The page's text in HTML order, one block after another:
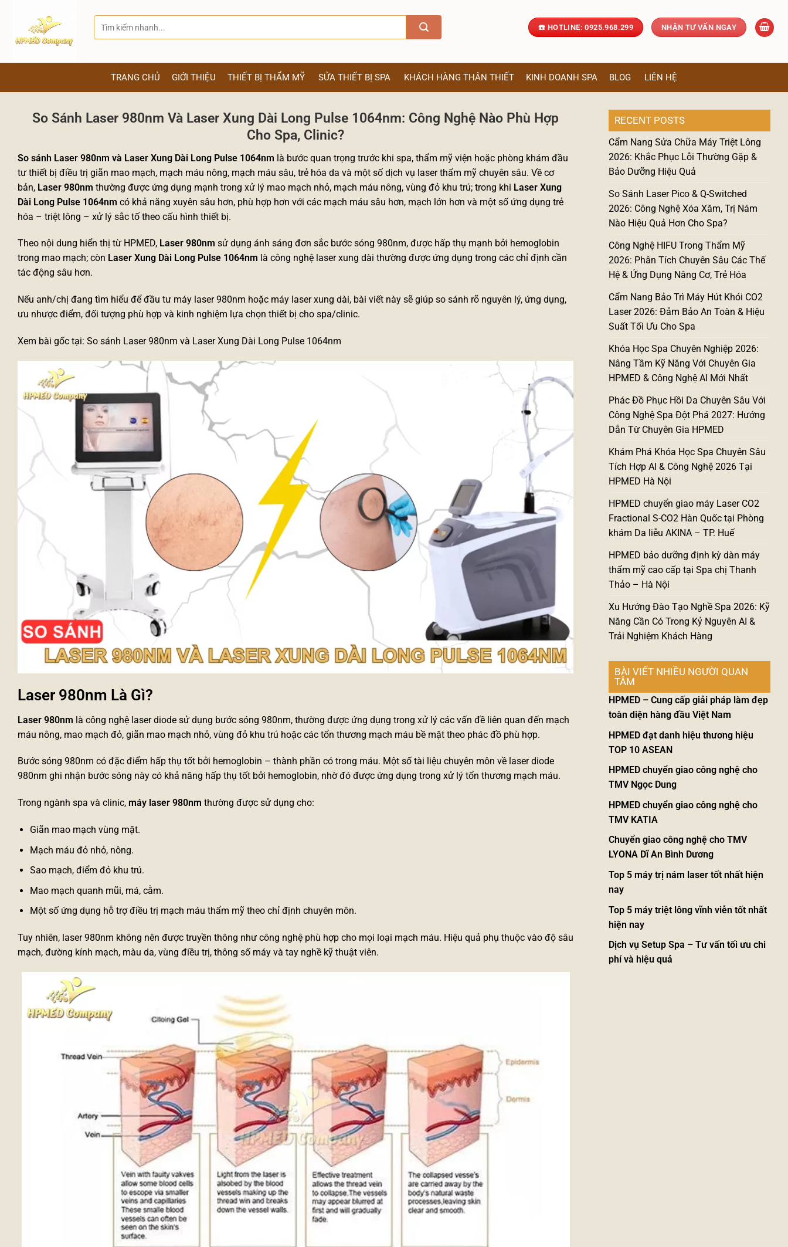
kiếm:
☎️ HOTLINE: 0925.968.299 NHẬN TƯ VẤN NGAY
TRANG CHỦ GIỚI THIỆU THIẾT BỊ THẨM MỸ SỬA THIẾT BỊ SPA KHÁCH HÀNG THÂN THIẾT KINH DOANH SPA BLOG LIÊN HỆ
So Sánh Laser 980nm Và Laser Xung Dài Long Pulse 1064nm: Công Nghệ Nào Phù Hợp
Cho Spa, Clinic?
So sánh Laser 980nm và Laser Xung Dài Long Pulse 1064nm là bước quan trọng trước khi spa, thẩm mỹ viện hoặc phòng khám đầu
tư thiết bị điều trị giãn mao mạch, mạch máu nông, mạch máu sâu, trẻ hóa da và một số dịch vụ laser thẩm mỹ chuyên sâu. Về cơ
bản, Laser 980nm thường được ứng dụng mạnh trong xử lý mao mạch nhỏ, mạch máu nông, vùng đỏ khu trú; trong khi Laser Xung
Dài Long Pulse 1064nm có khả năng xuyên sâu hơn, phù hợp hơn với các mạch máu sâu hơn, mạch lớn hơn và một số ứng dụng trẻ
hóa – triệt lông – xử lý sắc tố theo cấu hình thiết bị.
Theo nội dung hiển thị từ HPMED, Laser 980nm sử dụng ánh sáng đơn sắc bước sóng 980nm, được hấp thụ mạnh bởi hemoglobin
trong mao mạch; còn Laser Xung Dài Long Pulse 1064nm là công nghệ laser xung dài thường được ứng dụng trong các chỉ định cần
tác động sâu hơn.
Nếu anh/chị đang tìm hiểu để đầu tư máy laser 980nm hoặc máy laser xung dài, bài viết này sẽ giúp so sánh rõ nguyên lý, ứng dụng,
ưu nhược điểm, đối tượng phù hợp và kinh nghiệm lựa chọn thiết bị cho spa/clinic.
Xem bài gốc tại: So sánh Laser 980nm và Laser Xung Dài Long Pulse 1064nm
Laser 980nm Là Gì?
Laser 980nm là công nghệ laser diode sử dụng bước sóng 980nm, thường được ứng dụng trong xử lý các vấn đề liên quan đến mạch
máu nông, mao mạch đỏ, giãn mao mạch nhỏ, vùng đỏ khu trú hoặc các tổn thương mạch máu bề mặt theo phác đồ phù hợp.
Bước sóng 980nm có đặc điểm hấp thụ tốt bởi hemoglobin – thành phần có trong máu. Một số tài liệu chuyên môn về laser diode
980nm ghi nhận bước sóng này có khả năng hấp thụ tốt bởi hemoglobin, nhờ đó được ứng dụng trong xử lý tổn thương mạch máu.
Trong ngành spa và clinic, máy laser 980nm thường được sử dụng cho:
Giãn mao mạch vùng mặt.
Mạch máu đỏ nhỏ, nông.
Sao mạch, điểm đỏ khu trú.
Mao mạch quanh mũi, má, cằm.
Một số ứng dụng hỗ trợ điều trị mạch máu thẩm mỹ theo chỉ định chuyên môn.
Tuy nhiên, laser 980nm không nên được truyền thông như công nghệ phù hợp cho mọi loại mạch máu. Hiệu quả phụ thuộc vào độ sâu
mạch, đường kính mạch, màu da, vùng điều trị, thông số máy và tay nghề kỹ thuật viên.
RECENT POSTS
Cẩm Nang Sửa Chữa Máy Triệt Lông
2026: Khắc Phục Lỗi Thường Gặp &
Bảo Dưỡng Hiệu Quả
So Sánh Laser Pico & Q-Switched
2026: Công Nghệ Xóa Xăm, Trị Nám
Nào Hiệu Quả Hơn Cho Spa?
Công Nghệ HIFU Trong Thẩm Mỹ
2026: Phân Tích Chuyên Sâu Các Thế
Hệ & Ứng Dụng Nâng Cơ, Trẻ Hóa
Cẩm Nang Bảo Trì Máy Hút Khói CO2
Laser 2026: Đảm Bảo An Toàn & Hiệu
Suất Tối Ưu Cho Spa
Khóa Học Spa Chuyên Nghiệp 2026:
Nâng Tầm Kỹ Năng Với Chuyên Gia
HPMED & Công Nghệ AI Mới Nhất
Phác Đồ Phục Hồi Da Chuyên Sâu Với
Công Nghệ Spa Đột Phá 2027: Hướng
Dẫn Từ Chuyên Gia HPMED
Khám Phá Khóa Học Spa Chuyên Sâu
Tích Hợp AI & Công Nghệ 2026 Tại
HPMED Hà Nội
HPMED chuyển giao máy Laser CO2
Fractional S-CO2 Hàn Quốc tại Phòng
khám Da liễu AKINA – TP. Huế
HPMED bảo dưỡng định kỳ dàn máy
thẩm mỹ cao cấp tại Spa chị Thanh
Thảo – Hà Nội
Xu Hướng Đào Tạo Nghề Spa 2026: Kỹ
Năng Cần Có Trong Kỷ Nguyên AI &
Trải Nghiệm Khách Hàng
BÀI VIẾT NHIỀU NGƯỜI QUAN
TÂM
HPMED – Cung cấp giải pháp làm đẹp
toàn diện hàng đầu Việt Nam
HPMED đạt danh hiệu thương hiệu
TOP 10 ASEAN
HPMED chuyển giao công nghệ cho
TMV Ngọc Dung
HPMED chuyển giao công nghệ cho
TMV KATIA
Chuyển giao công nghệ cho TMV
LYONA Dĩ An Bình Dương
Top 5 máy trị nám laser tốt nhất hiện
nay
Top 5 máy triệt lông vĩnh viễn tốt nhất
hiện nay
Dịch vụ Setup Spa – Tư vấn tối ưu chi
phí và hiệu quả